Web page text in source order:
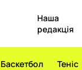
Наша
редакція
Баскетбол Теніс